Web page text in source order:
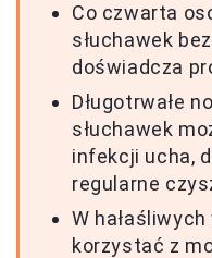
Co czwarta
słuchawek
doświadcza
Długotrwałe
słuchawek
infekcji ucha,
regularne
W
korzystać z